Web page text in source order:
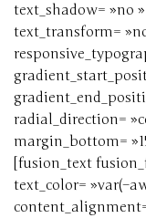
text_shadow= »no
text_transform=
radial_direction=
margin_bottom=
[fusion_text
text_color=